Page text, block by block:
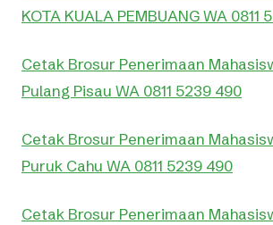
KOTA KUALA PEMBUANG WA 0811
Cetak Brosur Penerimaan
Pulang Pisau WA 0811 5239 490
Cetak Brosur Penerimaan
Puruk Cahu WA 0811 5239 490
Cetak Brosur Penerimaan